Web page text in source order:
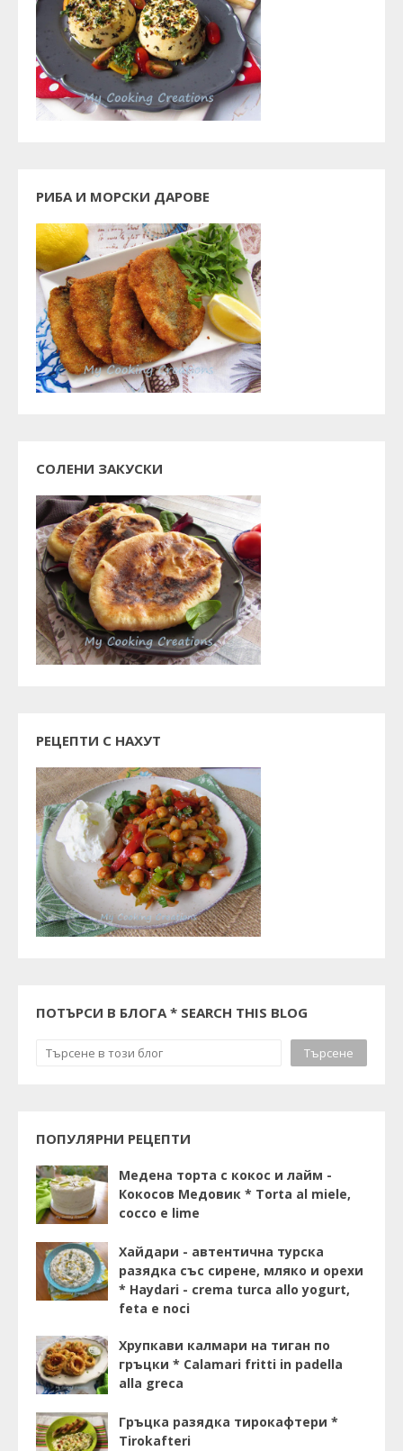
РИБА И МОРСКИ ДАРОВЕ
СОЛЕНИ ЗАКУСКИ
РЕЦЕПТИ С НАХУТ
ПОТЪРСИ В БЛОГА * SEARCH THIS BLOG
ПОПУЛЯРНИ РЕЦЕПТИ
Медена торта с кокос и лайм -
Кокосов Медовик * Torta al miele,
cocco e lime
Хайдари - автентична турска
разядка със сирене, мляко и орехи
* Haydari - crema turca allo yogurt,
feta e noci
Хрупкави калмари на тиган по
гръцки * Calamari fritti in padella
alla greca
Гръцка разядка тирокафтери *
Tirokafteri